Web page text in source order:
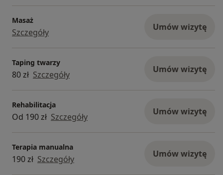
Masaż
Szczegóły Umów wizytę
Taping twarzy
80 zł Szczegóły Umów wizytę
Rehabilitacja
Od 190 zł Szczegóły Umów wizytę
Terapia manualna
190 zł Szczegóły Umów wizytę